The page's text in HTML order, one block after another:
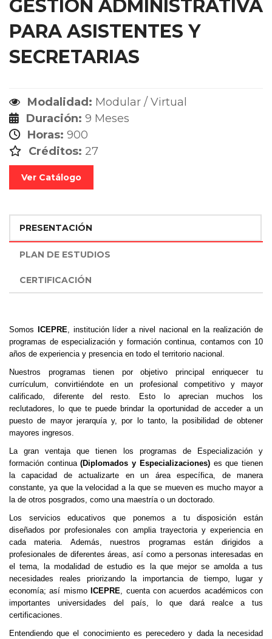
GESTIÓN ADMINISTRATIVA
PARA ASISTENTES Y
SECRETARIAS
Modalidad: Modular / Virtual
Duración: 9 Meses
Horas: 900
Créditos: 27
Ver Catálogo
PRESENTACIÓN
PLAN DE ESTUDIOS
CERTIFICACIÓN
Somos ICEPRE, institución líder a nivel nacional en la realización de
programas de especialización y formación continua, contamos con 10
años de experiencia y presencia en todo el territorio nacional.
Nuestros programas tienen por objetivo principal enriquecer tu
currículum, convirtiéndote en un profesional competitivo y mayor
calificado, diferente del resto. Esto lo aprecian muchos los
reclutadores, lo que te puede brindar la oportunidad de acceder a un
puesto de mayor jerarquía y, por lo tanto, la posibilidad de obtener
mayores ingresos.
La gran ventaja que tienen los programas de Especialización y
formación continua(Diplomados y Especializaciones) es que tienen
la capacidad de actualizarte en un área específica, de manera
constante, ya que la velocidad a la que se mueven es mucho mayor a
la de otros posgrados, como una maestría o un doctorado.
Los servicios educativos que ponemos a tu disposición están
diseñados por profesionales con amplia trayectoria y experiencia en
cada materia. Además, nuestros programas están dirigidos a
profesionales de diferentes áreas, así como a personas interesadas en
el tema, la modalidad de estudio es la que mejor se amolda a tus
necesidades reales priorizando la importancia de tiempo, lugar y
economía; así mismo ICEPRE, cuenta con acuerdos académicos con
importantes universidades del país, lo que dará realce a tus
certificaciones.
Entendiendo que el conocimiento es perecedero y dada la necesidad